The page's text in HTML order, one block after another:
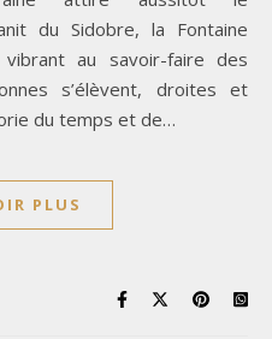
du Sidobre, la Fontaine
au savoir-faire des
s’élèvent, droites et
du temps et de…
PLUS